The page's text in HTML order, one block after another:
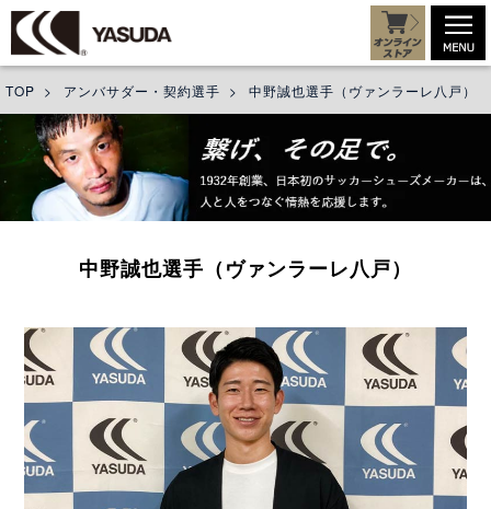
TOP > アンバサダー・契約選手 > 中野誠也選手（ヴァンラーレ八戸）
中野誠也選手（ヴァンラーレ八戸）